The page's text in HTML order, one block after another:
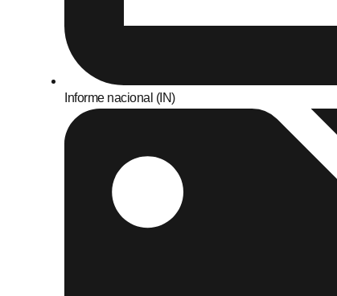
Informe nacional (IN)